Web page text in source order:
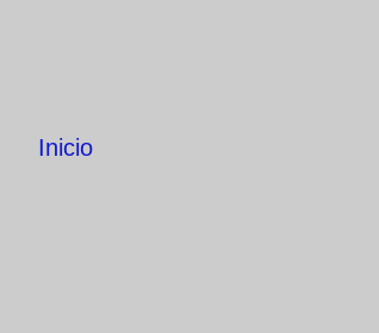
Inicio